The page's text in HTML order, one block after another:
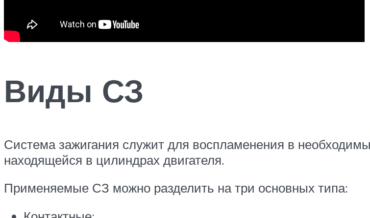
Виды СЗ
Система зажигания служит для воспламенения в
находящейся в цилиндрах двигателя.
Применяемые СЗ можно разделить на три основных типа: